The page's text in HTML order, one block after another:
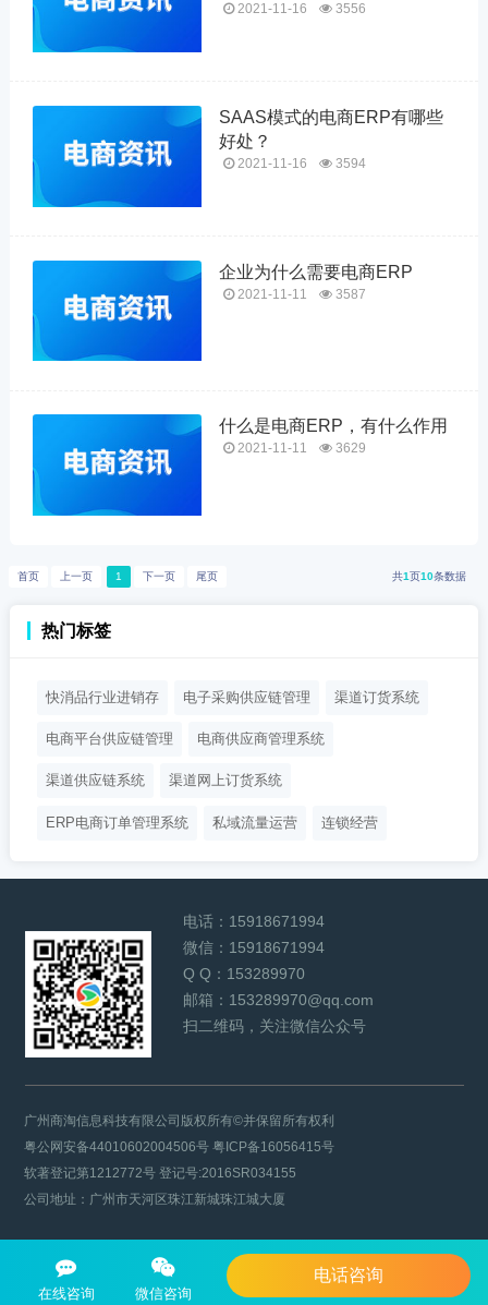
2021-11-16 3556
SAAS模式的电商ERP有哪些
好处？
2021-11-16 3594
企业为什么需要电商ERP
2021-11-11 3587
什么是电商ERP，有什么作用
2021-11-11 3629
首页 上一页 1 下一页 尾页 共1页10条数据
热门标签
快消品行业进销存 电子采购供应链管理 渠道订货系统
电商平台供应链管理 电商供应商管理系统
渠道供应链系统 渠道网上订货系统
ERP电商订单管理系统 私域流量运营 连锁经营
在线咨询 微信咨询
电话咨询
电话： 15918671994
微信： 15918671994
Q Q： 153289970
邮箱： 153289970@qq.com
扫二维码，关注微信公众号
广州商淘信息科技有限公司版权所有©并保留所有权利
粤公网安备44010602004506号粤ICP备16056415号
软著登记第1212772号 登记号:2016SR034155
公司地址：广州市天河区珠江新城珠江城大厦